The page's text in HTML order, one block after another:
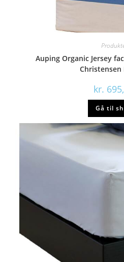
Auping Organic Jersey
Christensen
kr.
Gå til